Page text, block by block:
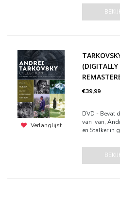
Verlanglijst
€39,99
DVD - Bevat
van Ivan,
en Stalker in